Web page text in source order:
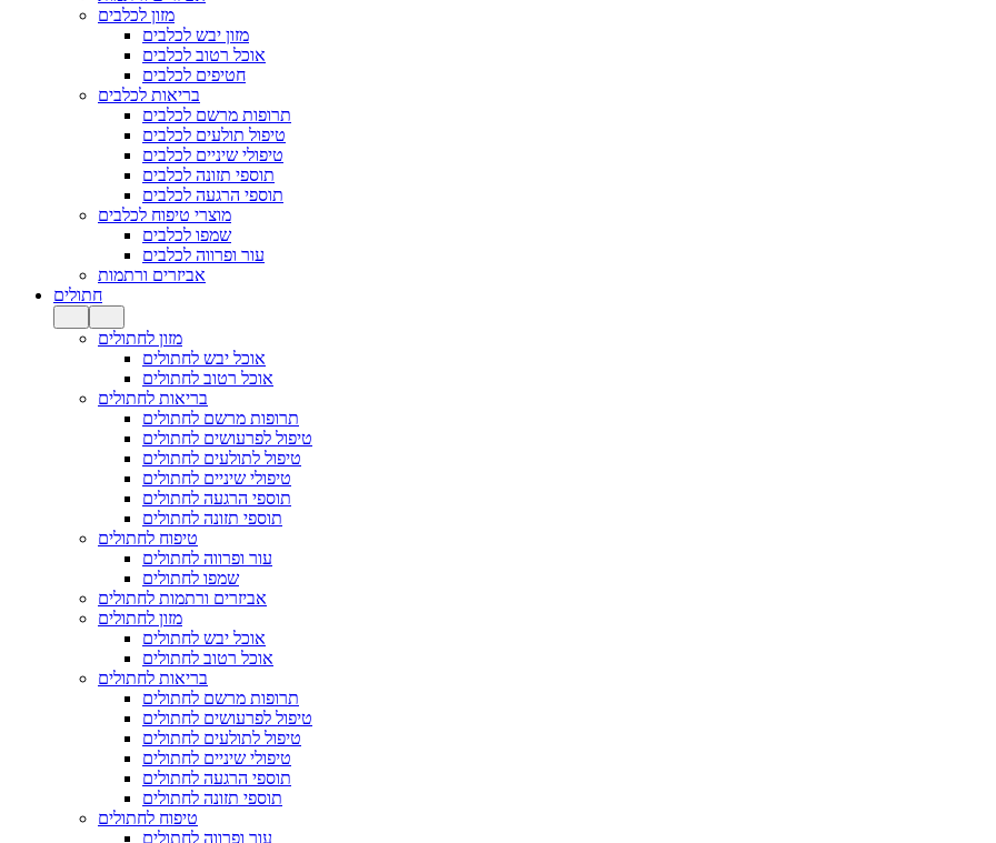
מזון לכלבים
מזון יבש לכלבים
אוכל רטוב לכלבים
חטיפים לכלבים
בריאות לכלבים
תרופות מרשם לכלבים
טיפול תולעים לכלבים
טיפולי שיניים לכלבים
תוספי תזונה לכלבים
תוספי הרגעה לכלבים
מוצרי טיפוח לכלבים
שמפו לכלבים
עור ופרווה לכלבים
אביזרים ורתמות
חתולים
מזון לחתולים
אוכל יבש לחתולים
אוכל רטוב לחתולים
בריאות לחתולים
תרופות מרשם לחתולים
טיפול לפרעושים לחתולים
טיפול לתולעים לחתולים
טיפולי שיניים לחתולים
תוספי הרגעה לחתולים
תוספי תזונה לחתולים
טיפוח לחתולים
עור ופרווה לחתולים
שמפו לחתולים
אביזרים ורתמות לחתולים
מזון לחתולים
אוכל יבש לחתולים
אוכל רטוב לחתולים
בריאות לחתולים
תרופות מרשם לחתולים
טיפול לפרעושים לחתולים
טיפול לתולעים לחתולים
טיפולי שיניים לחתולים
תוספי הרגעה לחתולים
תוספי תזונה לחתולים
טיפוח לחתולים
עור ופרווה לחתולים